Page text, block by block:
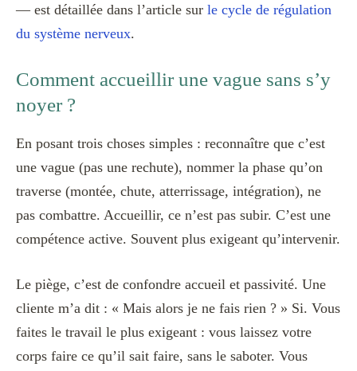
— est détaillée dans l’article sur le cycle de régulation
du système nerveux.
Comment accueillir une vague sans s’y
noyer ?
En posant trois choses simples : reconnaître que c’est
une vague (pas une rechute), nommer la phase qu’on
traverse (montée, chute, atterrissage, intégration), ne
pas combattre. Accueillir, ce n’est pas subir. C’est une
compétence active. Souvent plus exigeant qu’intervenir.
Le piège, c’est de confondre accueil et passivité. Une
cliente m’a dit : « Mais alors je ne fais rien ? » Si. Vous
faites le travail le plus exigeant : vous laissez votre
corps faire ce qu’il sait faire, sans le saboter. Vous